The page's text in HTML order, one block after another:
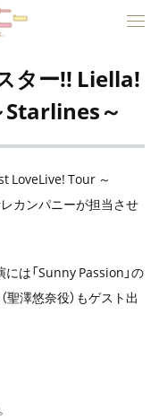
ター!! Liella!
～
LoveLive! Tour ～
カンパニーが担当させ
は「Sunny Passion」の
聖澤悠奈役）もゲスト出